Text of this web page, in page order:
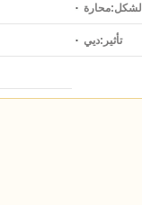
الشكل:محارة
تأثير:ديي